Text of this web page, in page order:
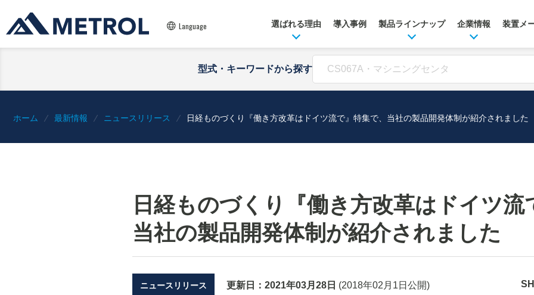
Language 選ばれる理由 導入事例 製品ラインナップ 企業情報 装置メ
型式・キーワードから探す
ホーム 最新情報 ニュースリリース 日経ものづくり『働き方改革はドイツ流で』特集で、当社の製品開発体制が紹介されました
日経ものづくり『働き方改革はドイツ流
当社の製品開発体制が紹介されました
ニュースリリース 更新日： 2021年03月28日 (2018年02月1日 公開)